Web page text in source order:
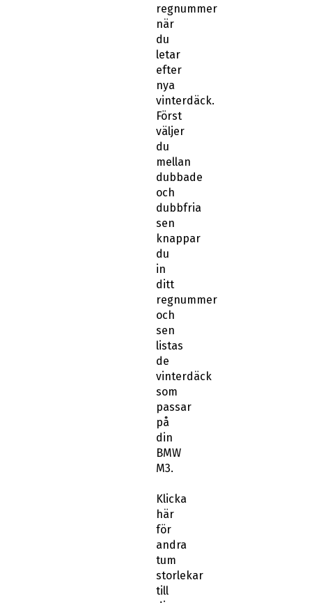
regnummer
när
du
letar
efter
nya
vinterdäck.
Först
väljer
du
mellan
dubbade
och
dubbfria
sen
knappar
du
in
ditt
regnummer
och
sen
listas
de
vinterdäck
som
passar
på
din
BMW
M3.
Klicka
här
för
andra
tum
storlekar
till